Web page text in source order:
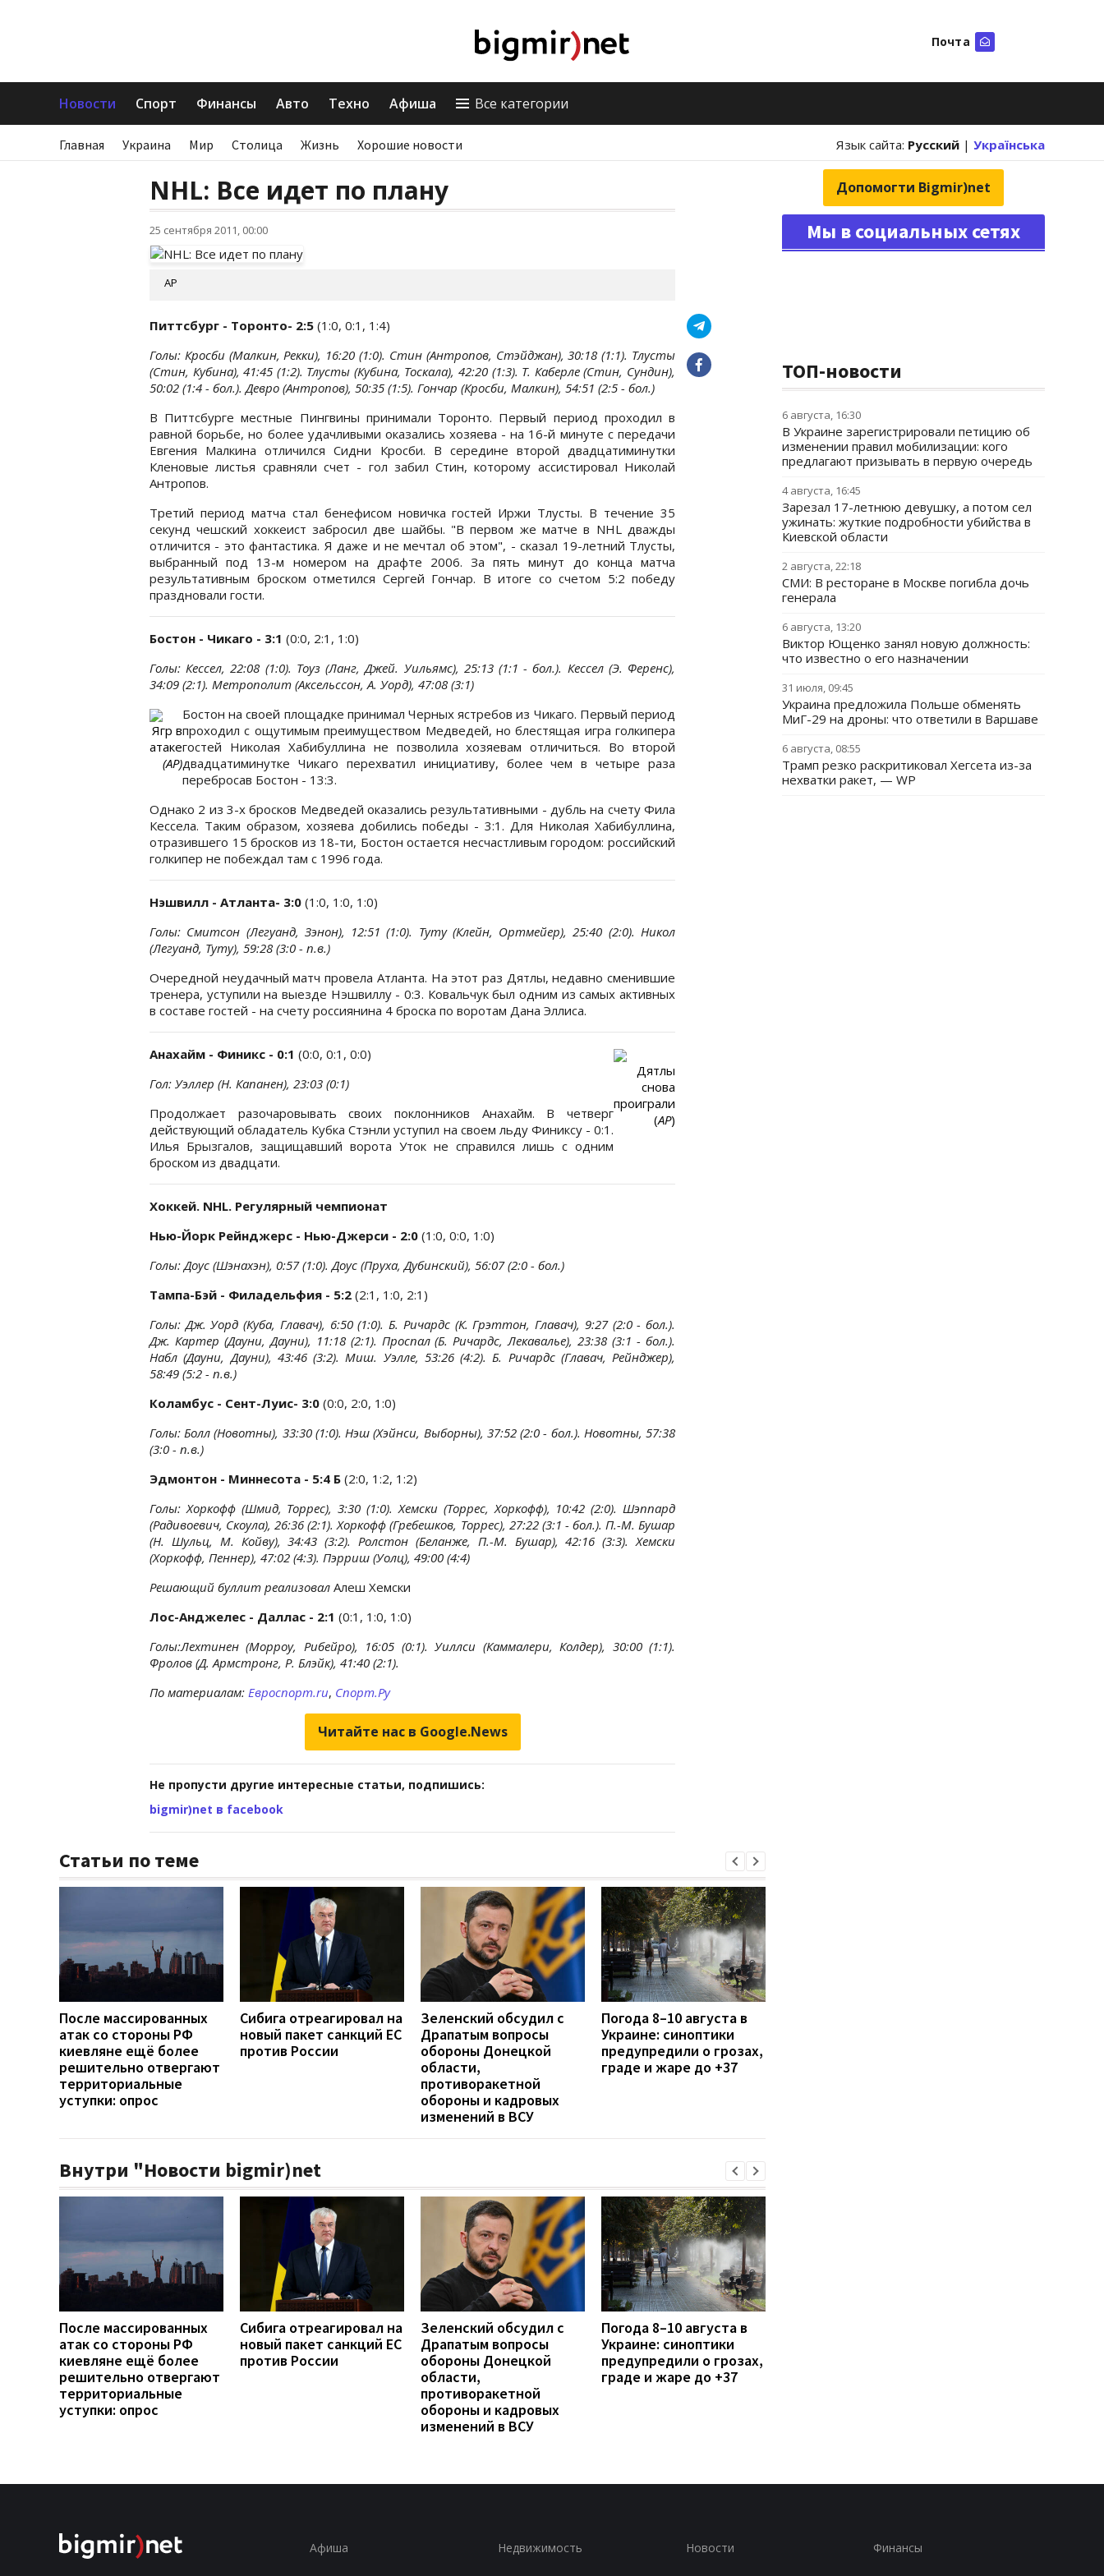
Почта
Новости Спорт Финансы Авто Техно Афиша Все категории
Главная Украина Мир Столица Жизнь Хорошие новости Язык сайта: Русский | Українська
NHL: Все идет по плану
25 сентября 2011, 00:00
AP
Питтсбург - Торонто- 2:5 (1:0, 0:1, 1:4)
Голы: Кросби (Малкин, Рекки), 16:20 (1:0). Стин (Антропов, Стэйджан), 30:18 (1:1). Тлусты
(Стин, Кубина), 41:45 (1:2). Тлусты (Кубина, Тоскала), 42:20 (1:3). Т. Каберле (Стин, Сундин),
50:02 (1:4 - бол.). Девро (Антропов), 50:35 (1:5). Гончар (Кросби, Малкин), 54:51 (2:5 - бол.)
В Питтсбурге местные Пингвины принимали Торонто. Первый период проходил в
равной борьбе, но более удачливыми оказались хозяева - на 16-й минуте с передачи
Евгения Малкина отличился Сидни Кросби. В середине второй двадцатиминутки
Кленовые листья сравняли счет - гол забил Стин, которому ассистировал Николай
Антропов.
Третий период матча стал бенефисом новичка гостей Иржи Тлусты. В течение 35
секунд чешский хоккеист забросил две шайбы. "В первом же матче в NHL дважды
отличится - это фантастика. Я даже и не мечтал об этом", - сказал 19-летний Тлусты,
выбранный под 13-м номером на драфте 2006. За пять минут до конца матча
результативным броском отметился Сергей Гончар. В итоге со счетом 5:2 победу
праздновали гости.
Бостон - Чикаго - 3:1 (0:0, 2:1, 1:0)
Голы: Кессел, 22:08 (1:0). Тоуз (Ланг, Джей. Уильямс), 25:13 (1:1 - бол.). Кессел (Э. Ференс),
34:09 (2:1). Метрополит (Аксельссон, А. Уорд), 47:08 (3:1)
Ягр в
атаке
(АР)
Бостон на своей площадке принимал Черных ястребов из Чикаго. Первый период
проходил с ощутимым преимуществом Медведей, но блестящая игра голкипера
гостей Николая Хабибуллина не позволила хозяевам отличиться. Во второй
двадцатиминутке Чикаго перехватил инициативу, более чем в четыре раза
перебросав Бостон - 13:3.
Однако 2 из 3-х бросков Медведей оказались результативными - дубль на счету Фила
Кессела. Таким образом, хозяева добились победы - 3:1. Для Николая Хабибуллина,
отразившего 15 бросков из 18-ти, Бостон остается несчастливым городом: российский
голкипер не побеждал там с 1996 года.
Нэшвилл - Атланта- 3:0 (1:0, 1:0, 1:0)
Голы: Смитсон (Легуанд, Зэнон), 12:51 (1:0). Туту (Клейн, Ортмейер), 25:40 (2:0). Никол
(Легуанд, Туту), 59:28 (3:0 - п.в.)
Очередной неудачный матч провела Атланта. На этот раз Дятлы, недавно сменившие
тренера, уступили на выезде Нэшвиллу - 0:3. Ковальчук был одним из самых активных
в составе гостей - на счету россиянина 4 броска по воротам Дана Эллиса.
Дятлы
снова
проиграли
(АР)
Анахайм - Финикс - 0:1 (0:0, 0:1, 0:0)
Гол: Уэллер (Н. Капанен), 23:03 (0:1)
Продолжает разочаровывать своих поклонников Анахайм. В четверг
действующий обладатель Кубка Стэнли уступил на своем льду Финиксу - 0:1.
Илья Брызгалов, защищавший ворота Уток не справился лишь с одним
броском из двадцати.
Хоккей. NHL. Регулярный чемпионат
Нью-Йорк Рейнджерс - Нью-Джерси - 2:0 (1:0, 0:0, 1:0)
Голы: Доус (Шэнахэн), 0:57 (1:0). Доус (Пруха, Дубинский), 56:07 (2:0 - бол.)
Тампа-Бэй - Филадельфия - 5:2 (2:1, 1:0, 2:1)
Голы: Дж. Уорд (Куба, Главач), 6:50 (1:0). Б. Ричардс (К. Грэттон, Главач), 9:27 (2:0 - бол.).
Дж. Картер (Дауни, Дауни), 11:18 (2:1). Проспал (Б. Ричардс, Лекавалье), 23:38 (3:1 - бол.).
Набл (Дауни, Дауни), 43:46 (3:2). Миш. Уэлле, 53:26 (4:2). Б. Ричардс (Главач, Рейнджер),
58:49 (5:2 - п.в.)
Коламбус - Сент-Луис- 3:0 (0:0, 2:0, 1:0)
Голы: Болл (Новотны), 33:30 (1:0). Нэш (Хэйнси, Выборны), 37:52 (2:0 - бол.). Новотны, 57:38
(3:0 - п.в.)
Эдмонтон - Миннесота - 5:4 Б (2:0, 1:2, 1:2)
Голы: Хоркофф (Шмид, Торрес), 3:30 (1:0). Хемски (Торрес, Хоркофф), 10:42 (2:0). Шэппард
(Радивоевич, Скоула), 26:36 (2:1). Хоркофф (Гребешков, Торрес), 27:22 (3:1 - бол.). П.-М. Бушар
(Н. Шульц, М. Койву), 34:43 (3:2). Ролстон (Беланже, П.-М. Бушар), 42:16 (3:3). Хемски
(Хоркофф, Пеннер), 47:02 (4:3). Пэрриш (Уолц), 49:00 (4:4)
Решающий буллит реализовал Алеш Хемски
Лос-Анджелес - Даллас - 2:1 (0:1, 1:0, 1:0)
Голы:Лехтинен (Морроу, Рибейро), 16:05 (0:1). Уиллси (Каммалери, Колдер), 30:00 (1:1).
Фролов (Д. Армстронг, Р. Блэйк), 41:40 (2:1).
По материалам: Евроспорт.ru, Спорт.Ру
Читайте нас в Google.News
Не пропусти другие интересные статьи, подпишись:
bigmir)net в facebook
Статьи по теме
После массированных
атак со стороны РФ
киевляне ещё более
решительно отвергают
территориальные
уступки: опрос
Сибига отреагировал на
новый пакет санкций ЕС
против России
Зеленский обсудил с
Драпатым вопросы
обороны Донецкой
области,
противоракетной
обороны и кадровых
изменений в ВСУ
Погода 8–10 августа в
Украине: синоптики
предупредили о грозах,
граде и жаре до +37
Внутри "Новости bigmir)net
После массированных
атак со стороны РФ
киевляне ещё более
решительно отвергают
территориальные
уступки: опрос
Сибига отреагировал на
новый пакет санкций ЕС
против России
Зеленский обсудил с
Драпатым вопросы
обороны Донецкой
области,
противоракетной
обороны и кадровых
изменений в ВСУ
Погода 8–10 августа в
Украине: синоптики
предупредили о грозах,
граде и жаре до +37
Допомогти Bigmir)net
Мы в социальных сетях
ТОП-новости
6 августа, 16:30
В Украине зарегистрировали петицию об
изменении правил мобилизации: кого
предлагают призывать в первую очередь
4 августа, 16:45
Зарезал 17-летнюю девушку, а потом сел
ужинать: жуткие подробности убийства в
Киевской области
2 августа, 22:18
СМИ: В ресторане в Москве погибла дочь
генерала
6 августа, 13:20
Виктор Ющенко занял новую должность:
что известно о его назначении
31 июля, 09:45
Украина предложила Польше обменять
МиГ-29 на дроны: что ответили в Варшаве
6 августа, 08:55
Трамп резко раскритиковал Хегсета из-за
нехватки ракет, — WP
Афиша Недвижимость Новости Финансы